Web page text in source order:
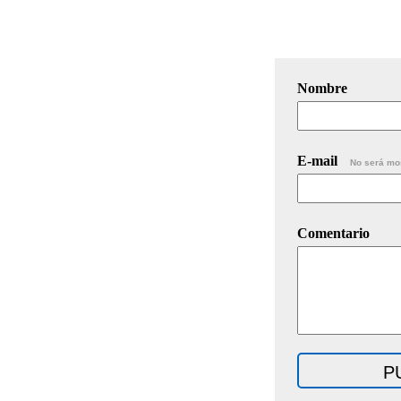
Nombre
E-mail No será
Comentario